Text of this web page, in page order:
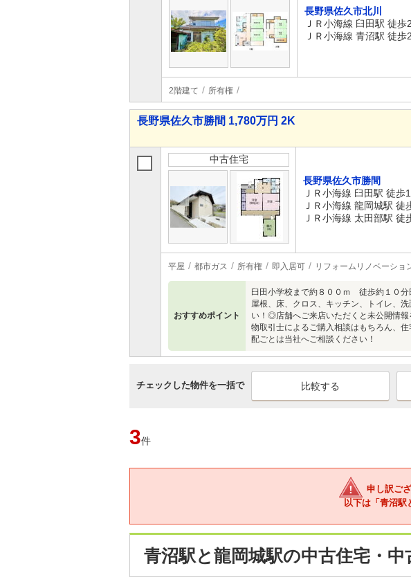
長野県佐久市北川
ＪＲ小海線 臼田駅 徒歩
ＪＲ小海線 青沼駅 徒歩
2階建て 所有権
長野県佐久市勝間 1,780万円 2K
中古住宅
長野県佐久市勝間
ＪＲ小海線 臼田駅 徒歩
ＪＲ小海線 龍岡城駅 徒
ＪＲ小海線 太田部駅 徒
平屋 都市ガス 所有権 即入居可 リフォームリノベーショ
おすすめポイント
臼田小学校まで約８００ｍ 徒歩約１０
屋根、床、クロス、キッチン、トイレ、
い！◎店舗へご来店いただくと未公開情
物取引士によるご購入相談はもちろん、
配ごとは当社へご相談ください！
チェックした物件を一括で
3件
申し訳ご
以下は「青沼駅
青沼駅と龍岡城駅の中古住宅・